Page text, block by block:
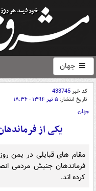
جهان
کد خبر433745
تاریخ انتشار: ۵ تیر ۱۳۹۴ - ۱۸:۳۶
جهان
یکی از
مقام های قبایلی در یمن
فرماندهان جنبش مردمی
کرده اند.